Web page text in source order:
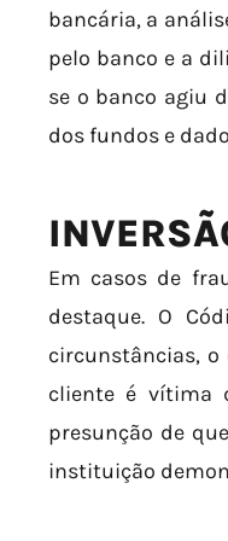
bancária, a
pelo banco e a
se o banco agiu
dos fundos e
Em casos de
destaque. O
circunstâncias, o
cliente é vítima
presunção de
instituição